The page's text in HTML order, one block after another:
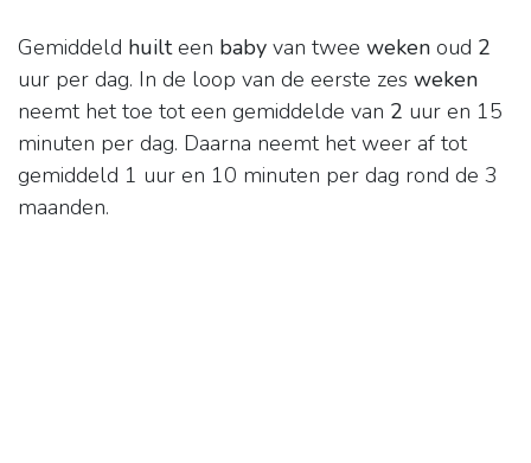
Gemiddeld huilteen baby van twee weken oud 2
uur per dag. In de loop van de eerste zes weken
neemt het toe tot een gemiddelde van 2 uur en 15
minuten per dag. Daarna neemt het weer af tot
gemiddeld 1 uur en 10 minuten per dag rond de 3
maanden.